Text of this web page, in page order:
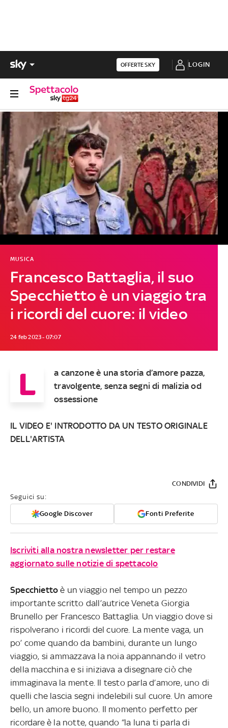
OFFERTE SKY LOGIN
Francesco Battaglia, il suo
Specchietto è un viaggio tra
i ricordi del cuore: il video
MUSICA
24 feb 2023 - 07:07
L
a canzone è una storia d’amore pazza,
travolgente, senza segni di malizia od
ossessione
IL VIDEO E' INTRODOTTO DA UN TESTO ORIGINALE
DELL'ARTISTA
Seguici su:
Google Discover Fonti Preferite
CONDIVIDI
Iscriviti alla nostra newsletter per restare
aggiornato sulle notizie di spettacolo
Specchietto è un viaggio nel tempo un pezzo
importante scritto dall’autrice Veneta Giorgia
Brunello per Francesco Battaglia. Un viaggio dove si
rispolverano i ricordi del cuore. La mente vaga, un
po’ come quando da bambini, durante un lungo
viaggio, si ammazzava la noia appannando il vetro
della macchina e si iniziava a disegnare ciò che
immaginava la mente. Il testo parla d’amore, uno di
quelli che lascia segni indelebili sul cuore. Un amore
bello, un amore buono. Il momento perfetto per
ricordare è la notte, quando “la luna ti parla di